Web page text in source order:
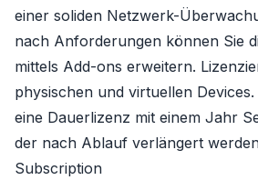
einer soliden Netzwerk-
nach Anforderungen können Sie
mittels Add-ons erweitern.
physischen und virtuellen Devices.
eine Dauerlizenz mit einem Jahr
der nach Ablauf verlängert
Subscription